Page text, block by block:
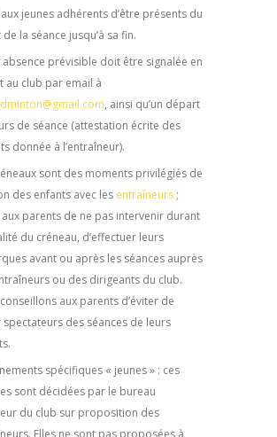
jeunes adhérents d’être présents du
la séance jusqu’à sa fin.
prévisible doit être signalée en
au club par email à
, ainsi qu’un départ
de séance (attestation écrite des
donnée à l’entraîneur).
sont des moments privilégiés de
des enfants avec les entraîneurs ;
parents de ne pas intervenir durant
du créneau, d’effectuer leurs
avant ou après les séances auprès
ou des dirigeants du club.
aux parents d’éviter de
spectateurs des séances de leurs
spécifiques « jeunes » : ces
sont décidées par le bureau
du club sur proposition des
Elles ne sont pas proposées à